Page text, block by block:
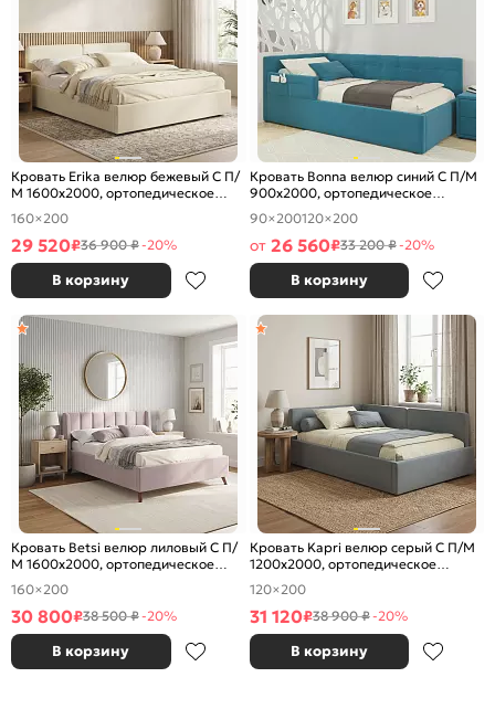
Кровать Erika велюр бежевый С П/
М 1600x2000, ортопедическое
основание, изголовье мягкое
160×200
29 520₽36 900 ₽-20%
В корзину
Кровать Bonna велюр синий С П/М
900x2000, ортопедическое
основание, изголовье мягкое
90×200120×200
от 26 560₽33 200 ₽-20%
В корзину
Кровать Betsi велюр лиловый С П/
М 1600x2000, ортопедическое
основание, изголовье мягкое
160×200
30 800₽38 500 ₽-20%
В корзину
Кровать Kapri велюр серый С П/М
1200x2000, ортопедическое
основание, изголовье мягкое
120×200
31 120₽38 900 ₽-20%
В корзину